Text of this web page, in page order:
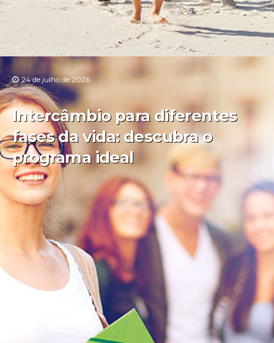
24 de julho de 2026
Intercâmbio para diferentes
fases da vida: descubra o
programa ideal